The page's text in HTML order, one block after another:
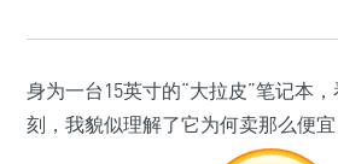
身为一台15英寸的“大拉皮”笔记本
刻，我貌似理解了它为何卖那么便宜